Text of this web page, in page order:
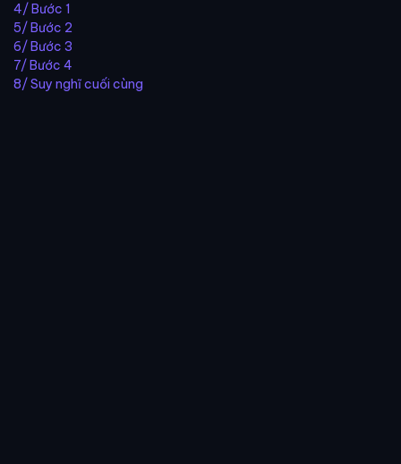
4/ Bước 1
5/ Bước 2
6/ Bước 3
7/ Bước 4
8/ Suy nghĩ cuối cùng